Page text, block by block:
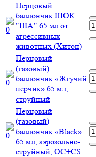
Перцовый
баллончик ШОК
"ША" 65 мл от
агрессивных
животных (Хитон)
Перцовый
(газовый)
баллончик «Жгучий
перчик» 65 мл,
струйный
Перцовый
(газовый)
баллончик «Black»
65 мл, аэрозольно-
струйный, ОC+CS